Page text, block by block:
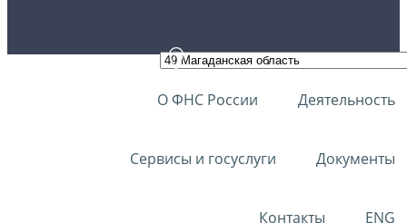
О ФНС России Деятельность
Сервисы и госуслуги Документы
Контакты ENG